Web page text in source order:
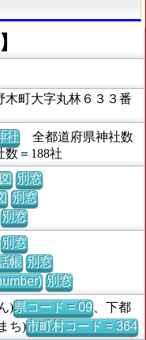
】
木町大字丸林６３３番
社全都道府県神社数
数＝188社
別窓
別窓
別窓
別窓
帳 別窓
別窓
)県コード = 09、下都
ち)市町村コード = 364